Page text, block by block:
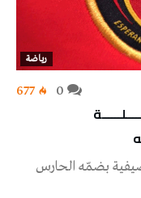
رياضة
677
بضمّه الحارس